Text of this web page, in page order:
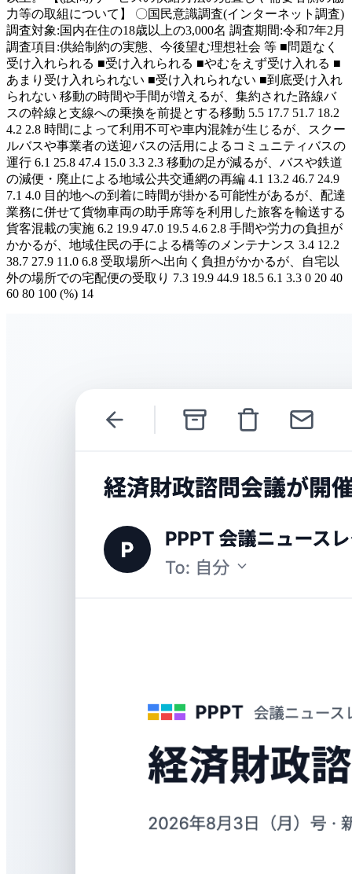
力等の取組について】 〇国民意識調査(インターネット調査)
調査対象:国内在住の18歳以上の3,000名 調査期間:令和7年2月
調査項目:供給制約の実態、今後望む理想社会 等 ■問題なく
受け入れられる ■受け入れられる ■やむをえず受け入れる ■
あまり受け入れられない ■受け入れられない ■到底受け入れ
られない 移動の時間や手間が増えるが、集約された路線バ
スの幹線と支線への乗換を前提とする移動 5.5 17.7 51.7 18.2
4.2 2.8 時間によって利用不可や車内混雑が生じるが、スクー
ルバスや事業者の送迎バスの活用によるコミュニティバスの
運行 6.1 25.8 47.4 15.0 3.3 2.3 移動の足が減るが、バスや鉄道
の減便・廃止による地域公共交通網の再編 4.1 13.2 46.7 24.9
7.1 4.0 目的地への到着に時間が掛かる可能性があるが、配達
業務に併せて貨物車両の助手席等を利用した旅客を輸送する
貨客混載の実施 6.2 19.9 47.0 19.5 4.6 2.8 手間や労力の負担が
かかるが、地域住民の手による橋等のメンテナンス 3.4 12.2
38.7 27.9 11.0 6.8 受取場所へ出向く負担がかかるが、自宅以
外の場所での宅配便の受取り 7.3 19.9 44.9 18.5 6.1 3.3 0 20 40
60 80 100 (%) 14